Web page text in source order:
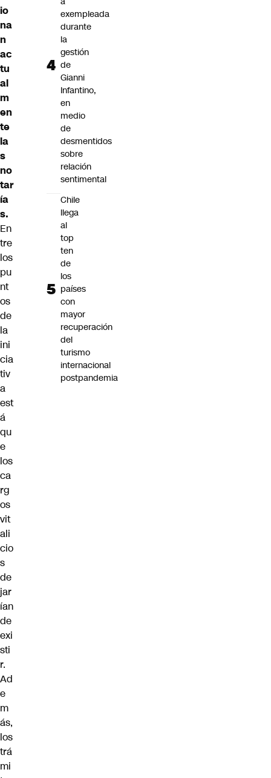
io
na
n
ac
tu
al
m
en
te
la
s
no
tar
ía
s.
En
tre
los
pu
nt
os
de
la
ini
cia
tiv
a
est
á
qu
e
los
ca
rg
os
vit
ali
cio
s
de
jar
ían
de
exi
sti
r.
Ad
e
m
ás,
los
trá
mi
exempleada
durante
la
gestión
de
Gianni
Infantino,
en
medio
de
desmentidos
sobre
relación
sentimental
Chile
llega
al
top
ten
de
los
países
con
mayor
recuperación
del
turismo
internacional
postpandemia